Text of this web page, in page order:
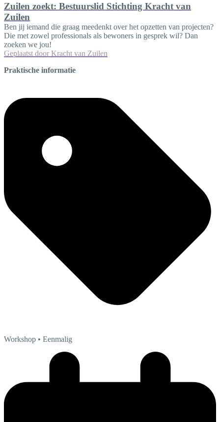
Zuilen zoekt: Bestuurslid Stichting Kracht van
Zuilen
Ben jij iemand die graag meedenkt over het opzetten van projecten?
Die met zowel professionals als bewoners in gesprek wil? Dan
zoeken we jou!
Geplaatst door Kracht van Zuilen
Praktische informatie
Workshop • Eenmalig